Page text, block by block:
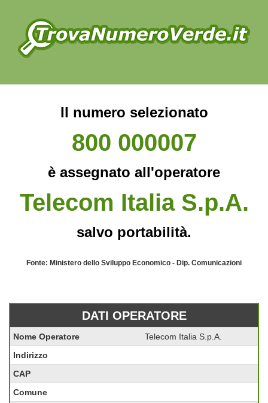
Il numero selezionato
800 000007
è assegnato all'operatore
Telecom Italia S.p.A.
salvo portabilità.
Fonte: Ministero dello Sviluppo Economico - Dip. Comunicazioni
DATI OPERATORE
Nome Operatore
Telecom Italia S.p.A.
Indirizzo
CAP
Comune